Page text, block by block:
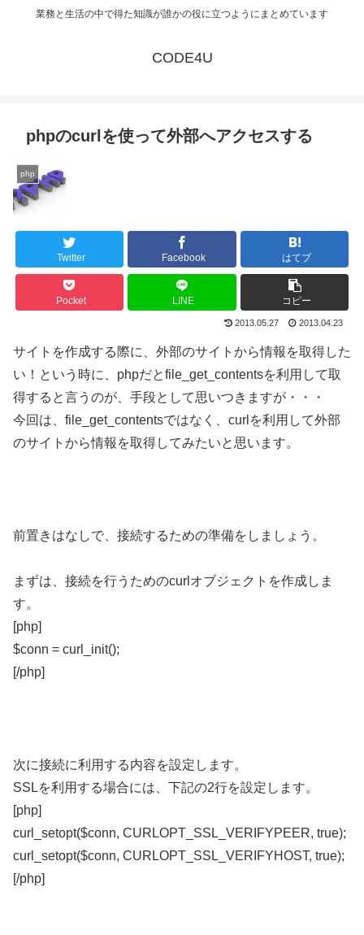
業務と生活の中で得た知識が誰かの役に立つようにまとめています
CODE4U
phpのcurlを使って外部へアクセスする
php
Twitter Facebook はてブ
Pocket LINE コピー
2013.05.27 2013.04.23
サイトを作成する際に、外部のサイトから情報を取得した
い！という時に、phpだとfile_get_contentsを利用して取
得すると言うのが、手段として思いつきますが・・・
今回は、file_get_contentsではなく、curlを利用して外部
のサイトから情報を取得してみたいと思います。
前置きはなしで、接続するための準備をしましょう。
まずは、接続を行うためのcurlオブジェクトを作成しま
す。
[php]
$conn = curl_init();
[/php]
次に接続に利用する内容を設定します。
SSLを利用する場合には、下記の2行を設定します。
[php]
curl_setopt($conn, CURLOPT_SSL_VERIFYPEER, true);
curl_setopt($conn, CURLOPT_SSL_VERIFYHOST, true);
[/php]